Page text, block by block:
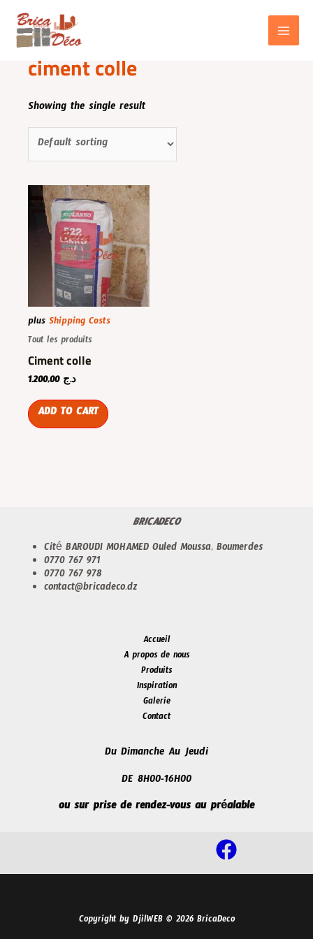
contenu
MAIN
Home/ Products tagged “ciment colle”
ciment colle
Showing the single result
plus Shipping Costs
Tout les produits
Ciment colle
د.ج 1.200,00
ADD TO CART
BRICADECO
Cité BAROUDI MOHAMED Ouled Moussa, Boumerdes
0770 767 971
0770 767 978
contact@bricadeco.dz
Accueil
A propos de nous
Produits
Inspiration
Galerie
Contact
Du Dimanche Au Jeudi
DE 8H00-16H00
ou sur prise de rendez-vous au préalable
Copyright by DjilWEB © 2026 BricaDeco